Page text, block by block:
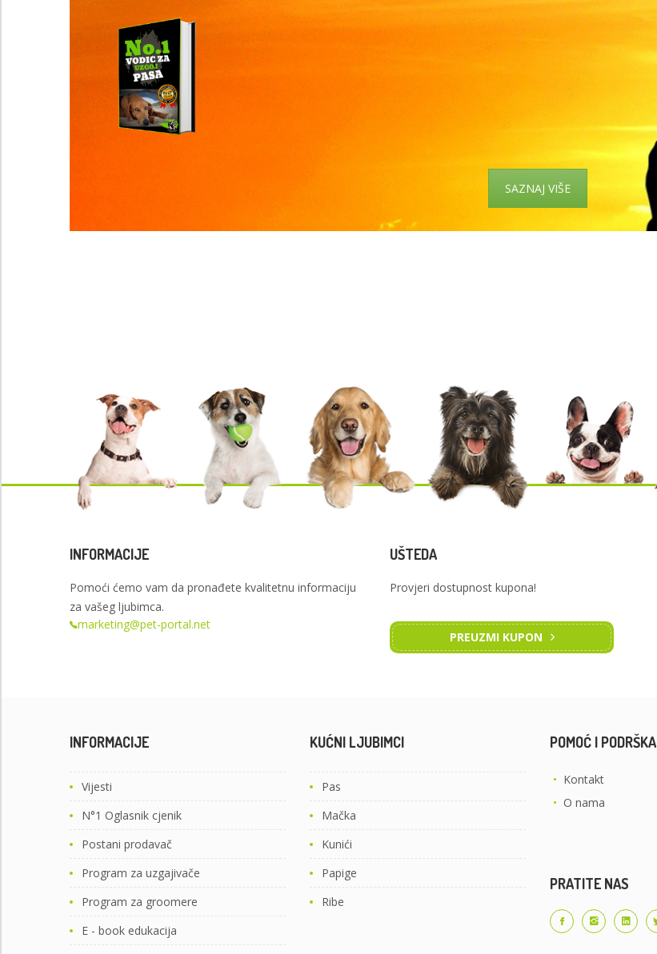
SAZNAJ VIŠE
INFORMACIJE
Pomoći ćemo vam da pronađete kvalitetnu informaciju
za vašeg ljubimca.
marketing@pet-portal.net
UŠTEDA
Provjeri dostupnost kupona!
PREUZMI KUPON
INFORMACIJE
Vijesti
N°1 Oglasnik cjenik
Postani prodavač
Program za uzgajivače
Program za groomere
E - book edukacija
KUĆNI LJUBIMCI
Pas
Mačka
Kunići
Papige
Ribe
POMOĆ I PODRŠKA
• Kontakt
• O nama
PRATITE NAS